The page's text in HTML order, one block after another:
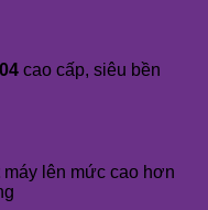
cao cấp, siêu bền
máy lên mức cao hơn